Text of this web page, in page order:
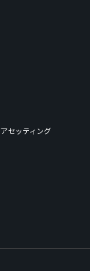
セッティング